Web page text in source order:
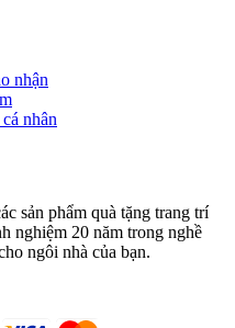
nhận
nhân
sản phẩm quà tặng trang trí
nghiệm 20 năm trong nghề
ngôi nhà của bạn.